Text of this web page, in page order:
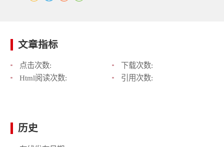
文章指标
点击次数:
下载次数:
Html阅读次数:
引用次数:
历史